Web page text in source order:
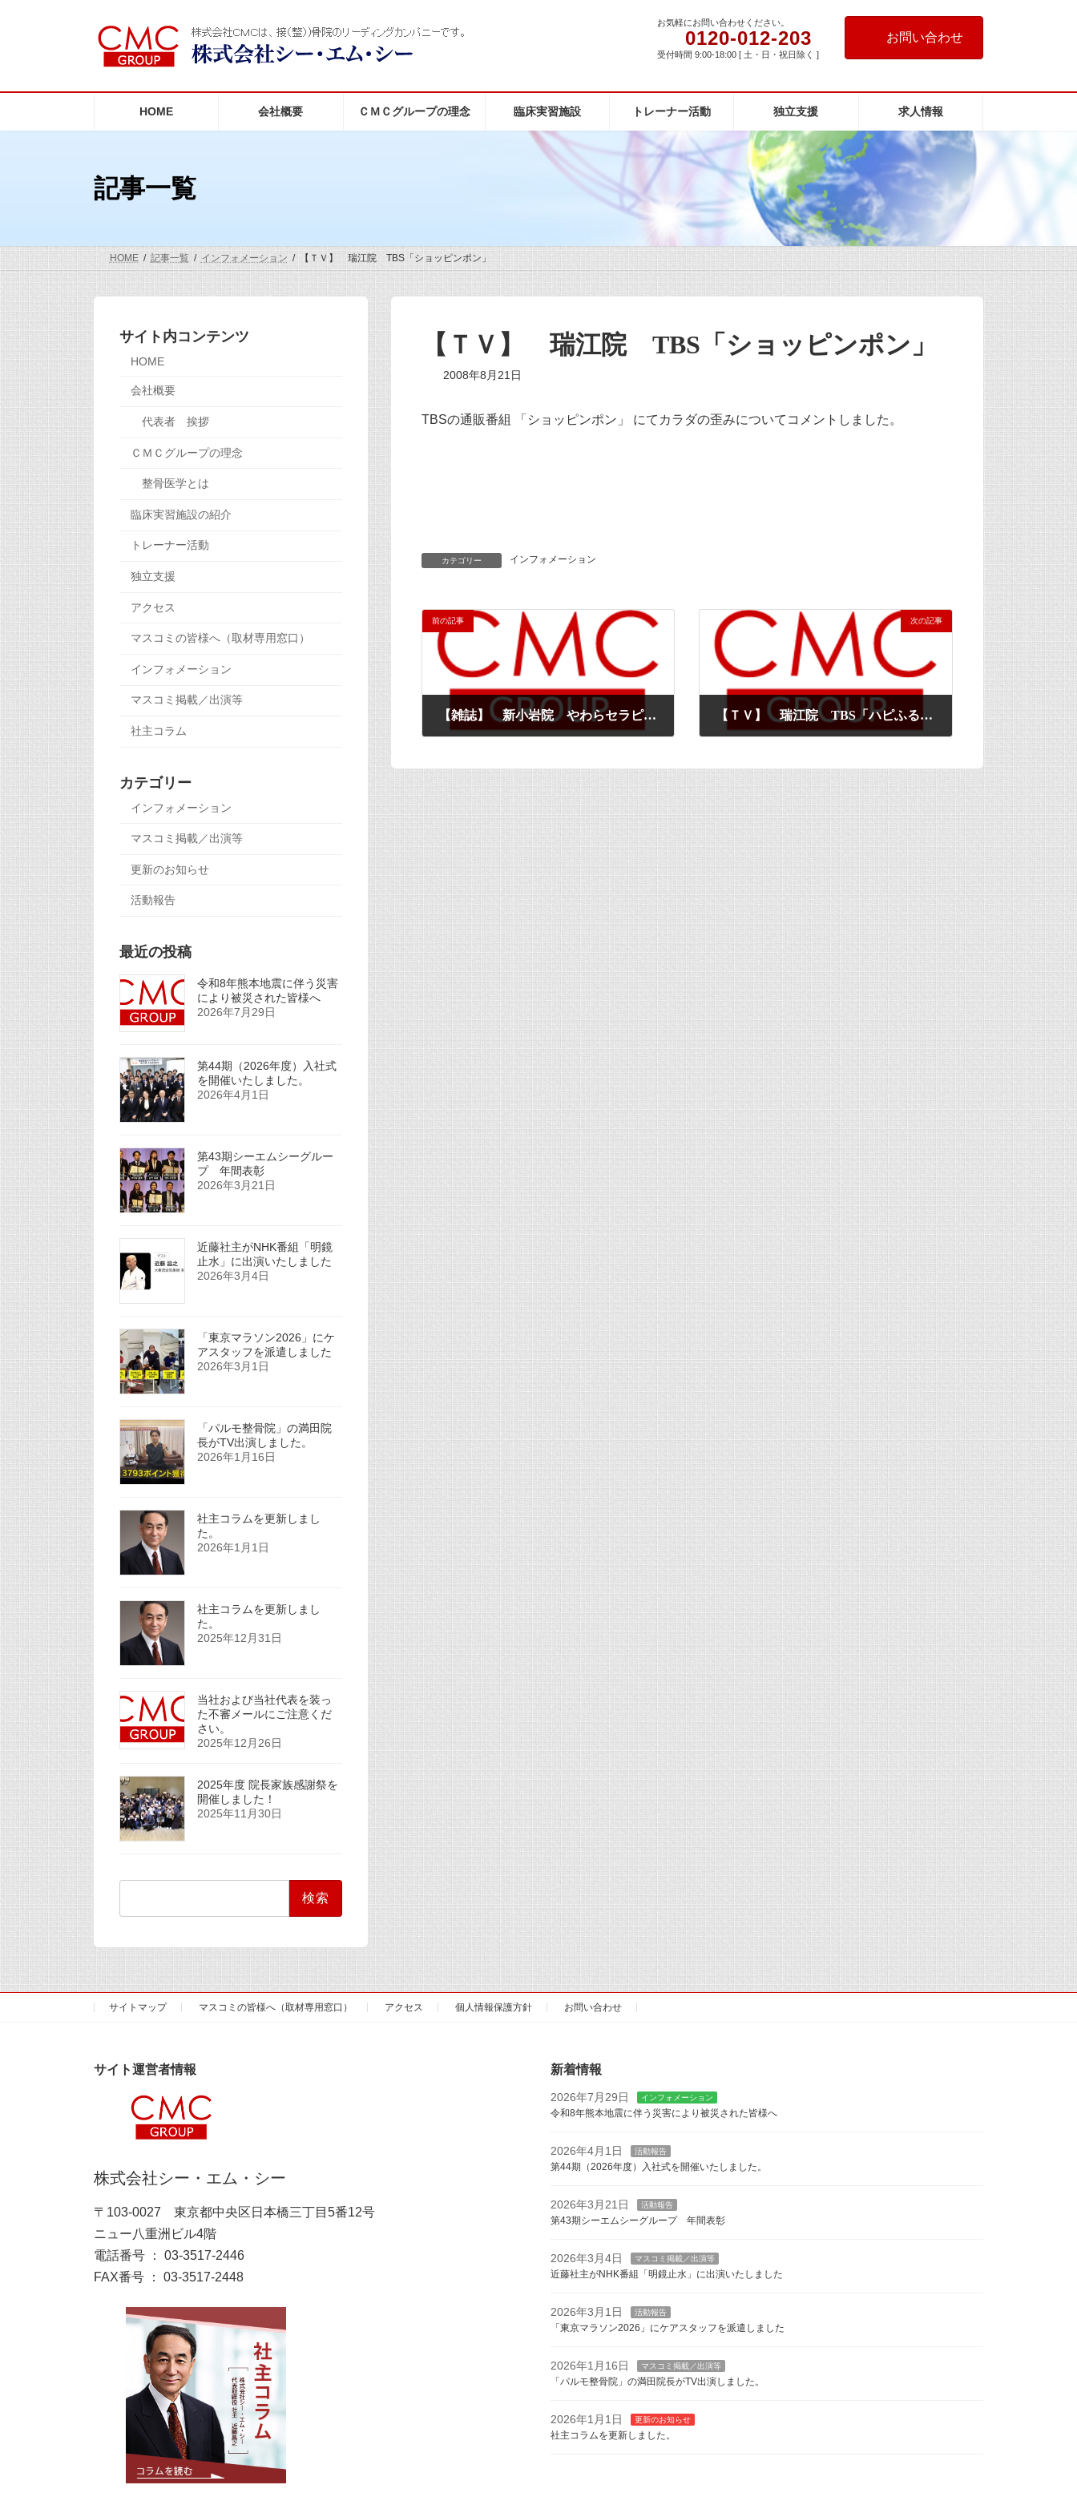
へ
ョ
お気軽にお問い合わせください。
0120-012-203
受付時間 9:00-18:00 [ 土・日・祝日除く ]
お問い合わせ
HOME 会社概要 ＣＭＣグループの理念 臨床実習施設 トレーナー活動 独立支援 求人情報
記事一覧
HOME 記事一覧 インフォメーション 【ＴＶ】 瑞江院 TBS「ショッピンポン」
【ＴＶ】 瑞江院 TBS「ショッピンポン」
2008年8月21日
TBSの通販番組 「ショッピンポン」 にてカラダの歪みについてコメントしました。
カテゴリー インフォメーション
前の記事
【雑誌】 新小岩院 やわらセラピー推進プロジェクト「やわらセラピー」
次の記事
【ＴＶ】 瑞江院 TBS「ハピふる！」
サイト内コンテンツ
HOME
会社概要
代表者 挨拶
ＣＭＣグループの理念
整骨医学とは
臨床実習施設の紹介
トレーナー活動
独立支援
アクセス
マスコミの皆様へ（取材専用窓口）
インフォメーション
マスコミ掲載／出演等
社主コラム
カテゴリー
インフォメーション
マスコミ掲載／出演等
更新のお知らせ
活動報告
最近の投稿
令和8年熊本地震に伴う災害
により被災された皆様へ
2026年7月29日
第44期（2026年度）入社式
を開催いたしました。
2026年4月1日
第43期シーエムシーグルー
プ 年間表彰
2026年3月21日
近藤社主がNHK番組「明鏡
止水」に出演いたしました
2026年3月4日
「東京マラソン2026」にケ
アスタッフを派遣しました
2026年3月1日
「パルモ整骨院」の満田院
長がTV出演しました。
2026年1月16日
社主コラムを更新しまし
た。
2026年1月1日
社主コラムを更新しまし
た。
2025年12月31日
当社および当社代表を装っ
た不審メールにご注意くだ
さい。
2025年12月26日
2025年度 院長家族感謝祭を
開催しました！
2025年11月30日
サイトマップ マスコミの皆様へ（取材専用窓口） アクセス 個人情報保護方針 お問い合わせ
サイト運営者情報
株式会社シー・エム・シー
〒103-0027 東京都中央区日本橋三丁目5番12号
ニュー八重洲ビル4階
電話番号 ： 03-3517-2446
FAX番号 ： 03-3517-2448
新着情報
2026年7月29日 インフォメーション
令和8年熊本地震に伴う災害により被災された皆様へ
2026年4月1日 活動報告
第44期（2026年度）入社式を開催いたしました。
2026年3月21日 活動報告
第43期シーエムシーグループ 年間表彰
2026年3月4日 マスコミ掲載／出演等
近藤社主がNHK番組「明鏡止水」に出演いたしました
2026年3月1日 活動報告
「東京マラソン2026」にケアスタッフを派遣しました
2026年1月16日 マスコミ掲載／出演等
「パルモ整骨院」の満田院長がTV出演しました。
2026年1月1日 更新のお知らせ
社主コラムを更新しました。